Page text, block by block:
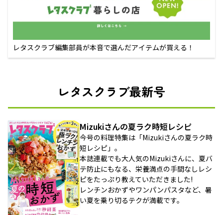
レタスクラブ編集部員が本音で選んだアイテムが買える！
レタスクラブ最新号
Mizukiさんの夏ラク時短レシピ
今号の料理特集は「Mizukiさんの夏ラク時
短レシピ」。
本誌連載でも大人気のMizukiさんに、夏バ
テ防止にもなる、栄養満点の手間なしレシ
ピをたっぷり教えていただきました!
レンチンおかずやワンパンパスタなど、暑
い夏を乗り切るテクが満載です。